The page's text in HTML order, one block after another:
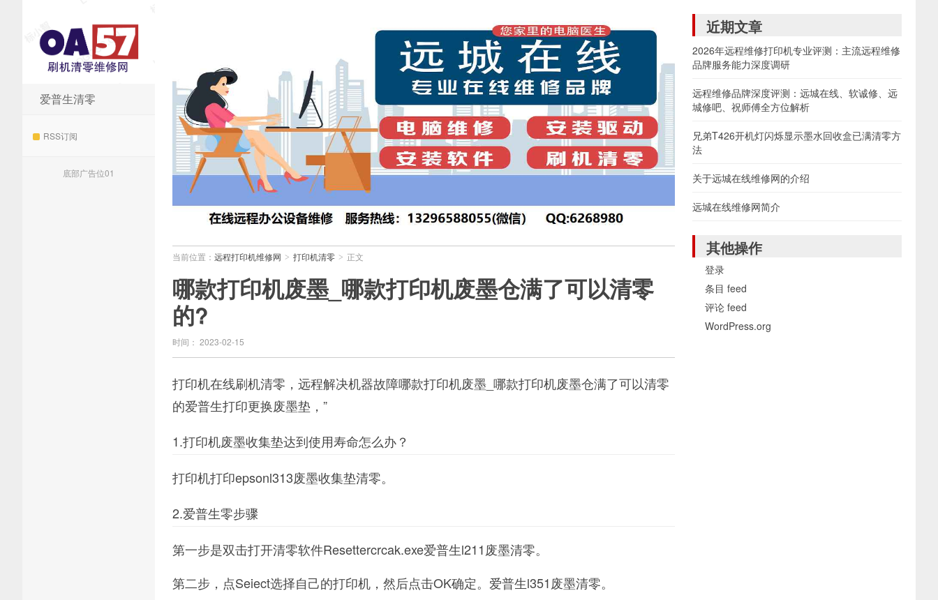
爱普生清零
RSS订阅
底部广告位01
当前位置： 远程打印机维修网 > 打印机清零 > 正文
哪款打印机废墨_哪款打印机废墨仓满了可以清零
的?
时间： 2023-02-15
打印机在线刷机清零，远程解决机器故障哪款打印机废墨_哪款打印机废墨仓满了可以清零
的爱普生打印更换废墨垫，”
1.打印机废墨收集垫达到使用寿命怎么办？
打印机打印epsonl313废墨收集垫清零。
2.爱普生零步骤
第一步是双击打开清零软件Resettercrcak.exe爱普生l211废墨清零。
第二步，点Seiect选择自己的打印机，然后点击OK确定。爱普生l351废墨清零。
近期文章
2026年远程维修打印机专业评测：主流远程维修
品牌服务能力深度调研
远程维修品牌深度评测：远城在线、软诚修、远
城修吧、祝师傅全方位解析
兄弟T426开机灯闪烁显示墨水回收盒已满清零方
法
关于远城在线维修网的介绍
远城在线维修网简介
其他操作
登录
条目 feed
评论 feed
WordPress.org